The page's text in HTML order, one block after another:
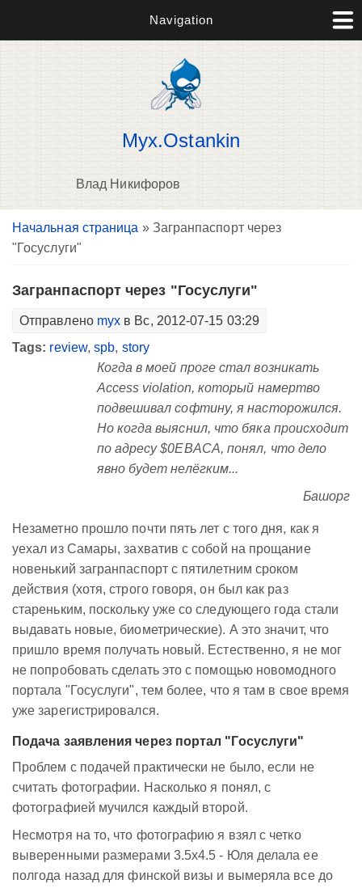
Navigation
Myx.Ostankin
Влад Никифоров
Вы здесь
Начальная страница » Загранпаспорт через
"Госуслуги"
Загранпаспорт через "Госуслуги"
Отправлено myx в Вс, 2012-07-15 03:29
Tags: review,spb, story
Когда в моей проге стал возникать
Access violation, который намертво
подвешивал софтину, я насторожился.
Но когда выяснил, что бяка происходит
по адресу $0EBACA, понял, что дело
явно будет нелёгким...
Башорг
Незаметно прошло почти пять лет с того дня, как я
уехал из Самары, захватив с собой на прощание
новенький загранпаспорт с пятилетним сроком
действия (хотя, строго говоря, он был как раз
стареньким, поскольку уже со следующего года стали
выдавать новые, биометрические). А это значит, что
пришло время получать новый. Естественно, я не мог
не попробовать сделать это с помощью новомодного
портала "Госуслуги", тем более, что я там в свое время
уже зарегистрировался.
Подача заявления через портал "Госуслуги"
Проблем с подачей практически не было, если не
считать фотографии. Насколько я понял, с
фотографией мучился каждый второй.
Несмотря на то, что фотографию я взял с четко
выверенными размерами 3.5x4.5 - Юля делала ее
полгода назад для финской визы и вымеряла все до